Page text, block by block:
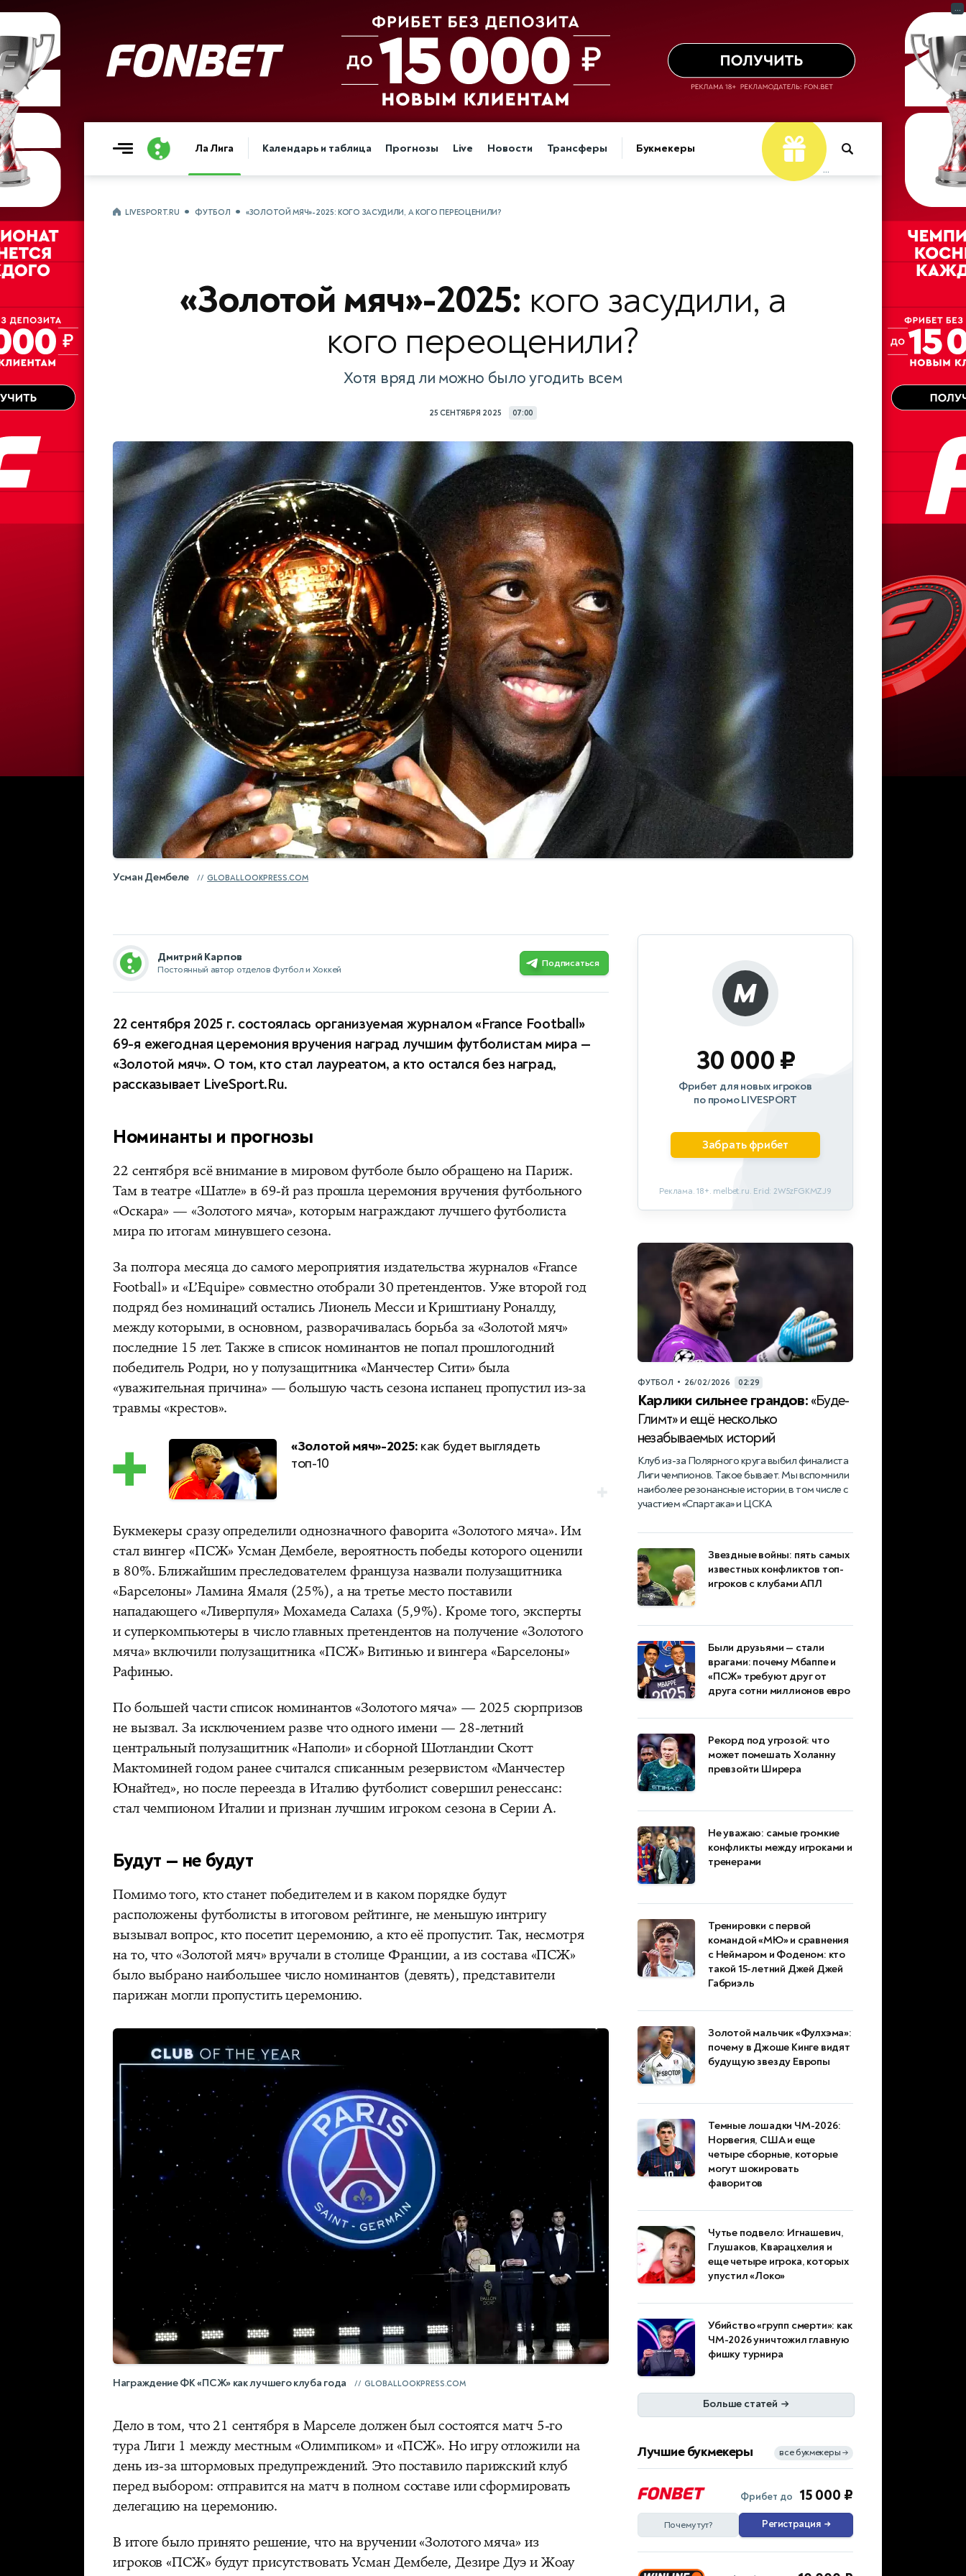
Ла Лига Календарь и таблица Прогнозы Live Новости Трансферы Букмекеры
...
LIVESPORT.RU ФУТБОЛ «ЗОЛОТОЙ МЯЧ»-2025: КОГО ЗАСУДИЛИ, А КОГО ПЕРЕОЦЕНИЛИ?
«Золотой мяч»-2025: кого засудили, а
кого переоценили?
Хотя вряд ли можно было угодить всем
25 СЕНТЯБРЯ 2025 07:00
Усман Дембеле GLOBALLOOKPRESS.COM
Дмитрий Карпов
Постоянный автор отделов Футбол и Хоккей
Подписаться
22 сентября 2025 г. состоялась организуемая журналом «France Football»
69-я ежегодная церемония вручения наград лучшим футболистам мира —
«Золотой мяч». О том, кто стал лауреатом, а кто остался без наград,
рассказывает LiveSport.Ru.
Номинанты и прогнозы
22 сентября всё внимание в мировом футболе было обращено на Париж.
Там в театре «Шатле» в 69-й раз прошла церемония вручения футбольного
«Оскара» — «Золотого мяча», которым награждают лучшего футболиста
мира по итогам минувшего сезона.
За полтора месяца до самого мероприятия издательства журналов «France
Football» и «L’Equipe» совместно отобрали 30 претендентов. Уже второй год
подряд без номинаций остались Лионель Месси и Криштиану Роналду,
между которыми, в основном, разворачивалась борьба за «Золотой мяч»
последние 15 лет. Также в список номинантов не попал прошлогодний
победитель Родри, но у полузащитника «Манчестер Сити» была
«уважительная причина» — большую часть сезона испанец пропустил из-за
травмы «крестов».
«Золотой мяч»-2025: как будет выглядеть
топ-10
Букмекеры сразу определили однозначного фаворита «Золотого мяча». Им
стал вингер «ПСЖ» Усман Дембеле, вероятность победы которого оценили
в 80%. Ближайшим преследователем француза назвали полузащитника
«Барселоны» Ламина Ямаля (25%), а на третье место поставили
нападающего «Ливерпуля» Мохамеда Салаха (5,9%). Кроме того, эксперты
и суперкомпьютеры в число главных претендентов на получение «Золотого
мяча» включили полузащитника «ПСЖ» Витинью и вингера «Барселоны»
Рафинью.
По большей части список номинантов «Золотого мяча» — 2025 сюрпризов
не вызвал. За исключением разве что одного имени — 28-летний
центральный полузащитник «Наполи» и сборной Шотландии Скотт
Мактоминей годом ранее считался списанным резервистом «Манчестер
Юнайтед», но после переезда в Италию футболист совершил ренессанс:
стал чемпионом Италии и признан лучшим игроком сезона в Серии А.
Будут — не будут
Помимо того, кто станет победителем и в каком порядке будут
расположены футболисты в итоговом рейтинге, не меньшую интригу
вызывал вопрос, кто посетит церемонию, а кто её пропустит. Так, несмотря
на то, что «Золотой мяч» вручали в столице Франции, а из состава «ПСЖ»
было выбрано наибольшее число номинантов (девять), представители
парижан могли пропустить церемонию.
Награждение ФК «ПСЖ» как лучшего клуба года GLOBALLOOKPRESS.COM
Дело в том, что 21 сентября в Марселе должен был состоятся матч 5-го
тура Лиги 1 между местным «Олимпиком» и «ПСЖ». Но игру отложили на
день из-за штормовых предупреждений. Это поставило парижский клуб
перед выбором: отправится на матч в полном составе или сформировать
делегацию на церемонию.
В итоге было принято решение, что на вручении «Золотого мяча» из
игроков «ПСЖ» будут присутствовать Усман Дембеле, Дезире Дуэ и Жоау
30 000 ₽
Фрибет для новых игроков
по промо LIVESPORT
Забрать фрибет
Реклама. 18+. melbet.ru. Erid: 2W5zFGKMZJ9
ФУТБОЛ • 26/02/2026 02:29
Карлики сильнее грандов:«Буде-
Глимт» и ещё несколько
незабываемых историй
Клуб из-за Полярного круга выбил финалиста
Лиги чемпионов. Такое бывает. Мы вспомнили
наиболее резонансные истории, в том числе с
участием «Спартака» и ЦСКА
Звездные войны: пять самых
известных конфликтов топ-
игроков с клубами АПЛ
Были друзьями — стали
врагами: почему Мбаппе и
«ПСЖ» требуют друг от
друга сотни миллионов евро
Рекорд под угрозой: что
может помешать Холанну
превзойти Ширера
Не уважаю: самые громкие
конфликты между игроками и
тренерами
Тренировки с первой
командой «МЮ» и сравнения
с Неймаром и Фоденом: кто
такой 15-летний Джей Джей
Габриэль
Золотой мальчик «Фулхэма»:
почему в Джоше Кинге видят
будущую звезду Европы
Темные лошадки ЧМ-2026:
Норвегия, США и еще
четыре сборные, которые
могут шокировать
фаворитов
Чутье подвело: Игнашевич,
Глушаков, Кварацхелия и
еще четыре игрока, которых
упустил «Локо»
Убийство «групп смерти»: как
ЧМ-2026 уничтожил главную
фишку турнира
Больше статей →
Лучшие букмекеры все букмекеры →
Фрибет до 15 000 ₽
Почему тут? Регистрация →
...